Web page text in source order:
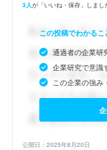
3人が「いいね・保存」しまし
この投稿でわかるこ
通過者の企業研
企業研究で意識
この企業の強み
公開日：2025年8月20日